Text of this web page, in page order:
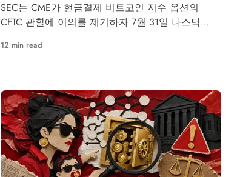
SEC는 CME가 현금결제 비트코인 지수 옵션의
CFTC 관할에 이의를 제기하자 7월 31일 나스닥
12 min read